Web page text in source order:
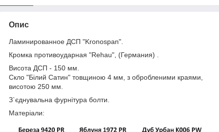
Опис
Ламинированное ДСП "Kronospan".
Кромка противоударная "Rehau", (Германия) .
Висота ДСП - 150 мм.
Скло "Білий Сатин" товщиною 4 мм, з обробленими краями,
висотою 250 мм.
З`єднувальна фурнітура болти.
Матеріали: